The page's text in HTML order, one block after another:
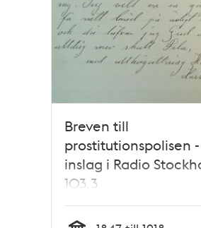
Breven till
prostitutionspolisen -
inslag i Radio
103,3